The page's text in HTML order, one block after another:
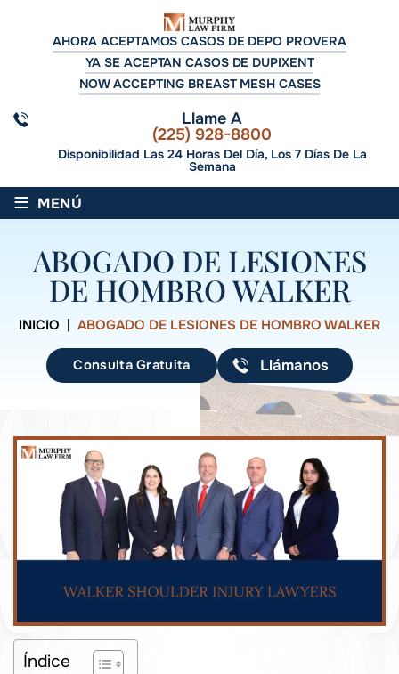
AHORA ACEPTAMOS CASOS DE DEPO PROVERA
YA SE ACEPTAN CASOS DE DUPIXENT
NOW ACCEPTING BREAST MESH CASES
Llame A
(225) 928-8800
Disponibilidad Las 24 Horas Del Día, Los 7 Días De La
Semana
≡ MENÚ
ABOGADO DE LESIONES
DE HOMBRO WALKER
INICIO ABOGADO DE LESIONES DE HOMBRO WALKER
Consulta Gratuita Llámanos
Índice